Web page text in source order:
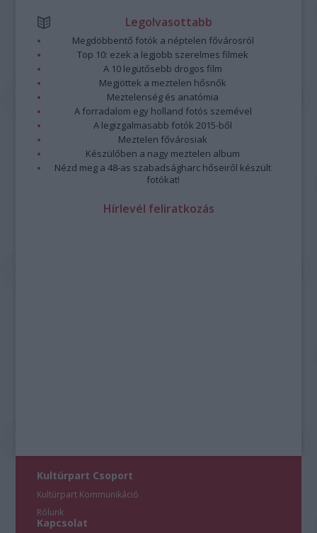
Legolvasottabb
Megdöbbentő fotók a néptelen fővárosról
Top 10: ezek a legjobb szerelmes filmek
A 10 legütősebb drogos film
Megjöttek a meztelen hősnők
Meztelenség és anatómia
A forradalom egy holland fotós szemével
A legizgalmasabb fotók 2015-ből
Meztelen fővárosiak
Készülőben a nagy meztelen album
Nézd meg a 48-as szabadságharc hőseiről készült
fotókat!
Hírlevél feliratkozás
Kultúrpart Csoport
Kultúrpart Kommunikáció
Rólunk
Kapcsolat